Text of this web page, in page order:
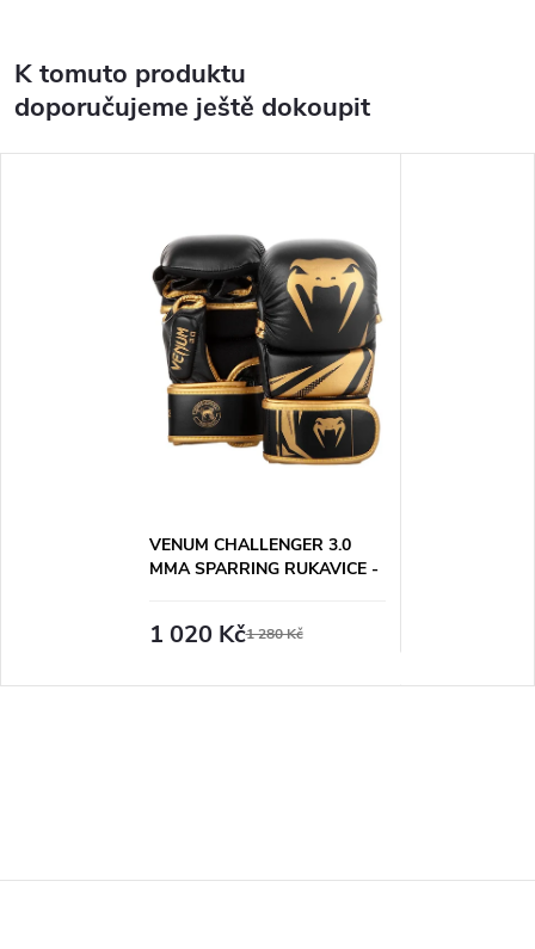
K tomuto produktu
doporučujeme ještě dokoupit
VENUM CHALLENGER 3.0
MMA SPARRING RUKAVICE -
1 020 Kč1 280 Kč